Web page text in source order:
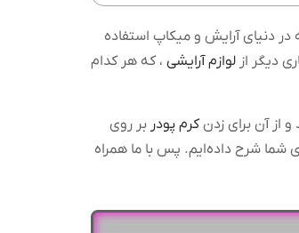
دنیای آرایش و میکاپ استفاده
دیگر از لوازم آرایشی ، که هر کدام
از آن برای زدنکرم پودر بر روی
شما شرح داده‌ایم. پس با ما همراه